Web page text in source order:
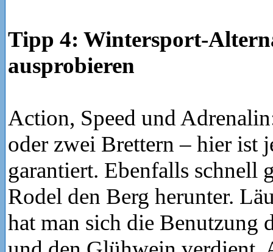
Tipp 4: Wintersport-
ausprobieren
Action, Speed und
oder zwei Brettern – hier ist
garantiert. Ebenfalls schnell
Rodel den Berg herunter.
hat man sich die Benutzung